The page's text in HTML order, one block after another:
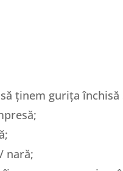
ținem gurița
nară;